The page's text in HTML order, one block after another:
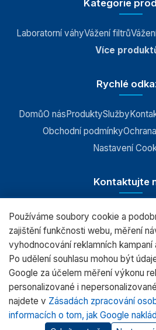
Kategorie
Laboratorní váhyVážení filtrů
Více
Rychlé
DomůO násProduktySlužby
Obchodní podmínky
Nastavení
Kontaktujte
RADWAG CZ s.r.o.,
+420 583 210
(PO - PÁ) 7:00 -
Používáme soubory cookie a
zajištění funkčnosti webu, měření
vyhodnocování reklamních kampaní
Po udělení souhlasu mohou být
Google za účelem měření výkonu
personalizované i
najdete v Zásadách zpracování
informacích o tom, jak Google